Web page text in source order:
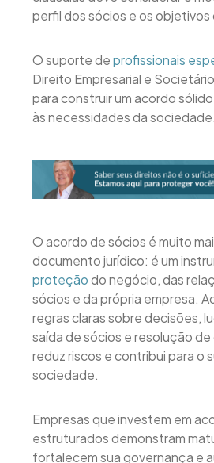
perfil dos sócios e os objetivos
O suporte deprofissionais
Direito Empresarial e
para construir um acordo
às necessidades da sociedade.
O acordo de sócios é muito
documento jurídico: é um
proteçãodo negócio, das
sócios e da própria empresa.
regras claras sobre decisões,
saída de sócios e resolução
reduz riscos e contribui para o
sociedade.
Empresas que investem em
estruturados demonstram
fortalecem sua governança e